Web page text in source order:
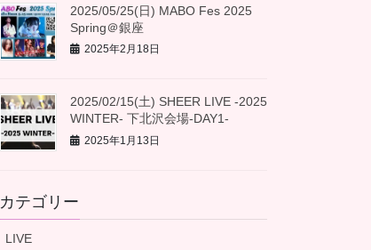
2025/05/25(日) MABO Fes 2025
Spring＠銀座
2025年2月18日
2025/02/15(土) SHEER LIVE -2025
WINTER- 下北沢会場-DAY1-
2025年1月13日
カテゴリー
LIVE